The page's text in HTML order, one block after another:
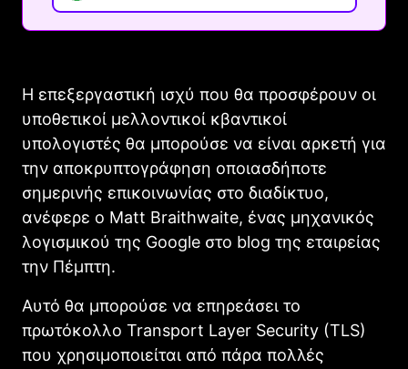
Η επεξεργαστική ισχύ που θα προσφέρουν οι
υποθετικοί μελλοντικοί κβαντικοί
υπολογιστές θα μπορούσε να είναι αρκετή για
την αποκρυπτογράφηση οποιασδήποτε
σημερινής επικοινωνίας στο διαδίκτυο,
ανέφερε ο Matt Braithwaite, ένας μηχανικός
λογισμικού της Google στο blog της εταιρείας
την Πέμπτη.
Αυτό θα μπορούσε να επηρεάσει το
πρωτόκολλο Transport Layer Security (TLS)
που χρησιμοποιείται από πάρα πολλές